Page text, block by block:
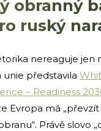
obranný
ruský
nereaguje jen
unie představila
– Readiness
Evropa má
Právě slovo